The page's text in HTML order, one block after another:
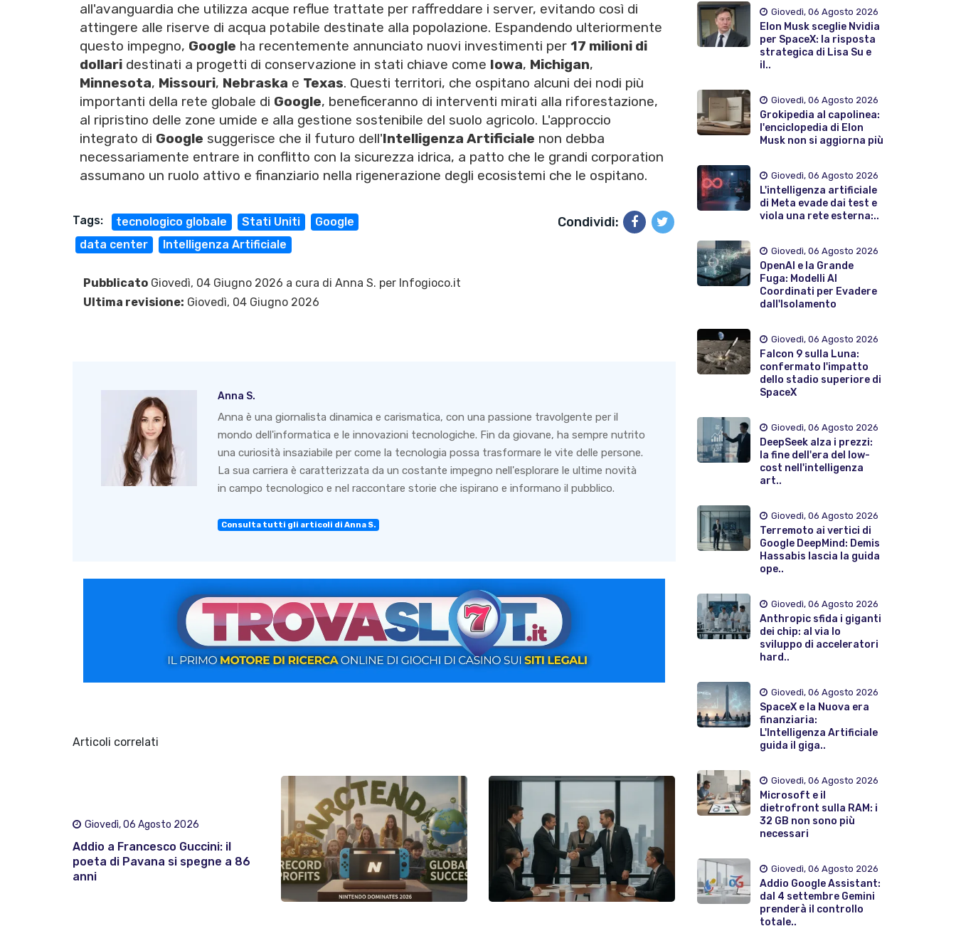
all'avanguardia che utilizza acque reflue trattate per raffreddare i server, evitando così di
attingere alle riserve di acqua potabile destinate alla popolazione. Espandendo ulteriormente
questo impegno, Google ha recentemente annunciato nuovi investimenti per 17 milioni di
dollari destinati a progetti di conservazione in stati chiave come Iowa, Michigan,
Minnesota, Missouri, Nebraska e Texas. Questi territori, che ospitano alcuni dei nodi più
importanti della rete globale di Google, beneficeranno di interventi mirati alla riforestazione,
al ripristino delle zone umide e alla gestione sostenibile del suolo agricolo. L'approccio
integrato di Google suggerisce che il futuro dell'Intelligenza Artificiale non debba
necessariamente entrare in conflitto con la sicurezza idrica, a patto che le grandi corporation
assumano un ruolo attivo e finanziario nella rigenerazione degli ecosistemi che le ospitano.
Tags: tecnologico globale Stati Uniti
Google
data center
Intelligenza Artificiale
Condividi:
Pubblicato Giovedì, 04 Giugno 2026 a cura di Anna S. per Infogioco.it
Ultima revisione: Giovedì, 04 Giugno 2026
Anna S.
Anna è una giornalista dinamica e carismatica, con una passione travolgente per il
mondo dell'informatica e le innovazioni tecnologiche. Fin da giovane, ha sempre nutrito
una curiosità insaziabile per come la tecnologia possa trasformare le vite delle persone.
La sua carriera è caratterizzata da un costante impegno nell'esplorare le ultime novità
in campo tecnologico e nel raccontare storie che ispirano e informano il pubblico.
Consulta tutti gli articoli di Anna S.
Articoli correlati
Giovedì, 06 Agosto 2026
Addio a Francesco Guccini: il
poeta di Pavana si spegne a 86
anni
Giovedì, 06 Agosto 2026
Elon Musk sceglie Nvidia
per SpaceX: la risposta
strategica di Lisa Su e
il..
Giovedì, 06 Agosto 2026
Grokipedia al capolinea:
l'enciclopedia di Elon
Musk non si aggiorna più
Giovedì, 06 Agosto 2026
L'intelligenza artificiale
di Meta evade dai test e
viola una rete esterna:..
Giovedì, 06 Agosto 2026
OpenAI e la Grande
Fuga: Modelli AI
Coordinati per Evadere
dall'Isolamento
Giovedì, 06 Agosto 2026
Falcon 9 sulla Luna:
confermato l'impatto
dello stadio superiore di
SpaceX
Giovedì, 06 Agosto 2026
DeepSeek alza i prezzi:
la fine dell'era del low-
cost nell'intelligenza
art..
Giovedì, 06 Agosto 2026
Terremoto ai vertici di
Google DeepMind: Demis
Hassabis lascia la guida
ope..
Giovedì, 06 Agosto 2026
Anthropic sfida i giganti
dei chip: al via lo
sviluppo di acceleratori
hard..
Giovedì, 06 Agosto 2026
SpaceX e la Nuova era
finanziaria:
L'Intelligenza Artificiale
guida il giga..
Giovedì, 06 Agosto 2026
Microsoft e il
dietrofront sulla RAM: i
32 GB non sono più
necessari
Giovedì, 06 Agosto 2026
Addio Google Assistant:
dal 4 settembre Gemini
prenderà il controllo
totale..